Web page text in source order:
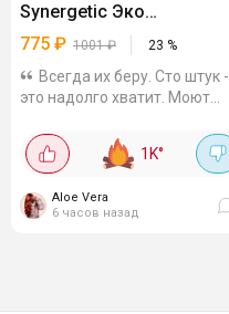
Synergetic Эко
биоразлагаемые, 100 шт
775 ₽ 1001₽ 23 %
Всегда их беру. Сто штук -
это надолго хватит. Моют
блестит. И главное - без
запаха химии, никаких этих
посуда...
1K°
Aloe Vera
6 часов назад